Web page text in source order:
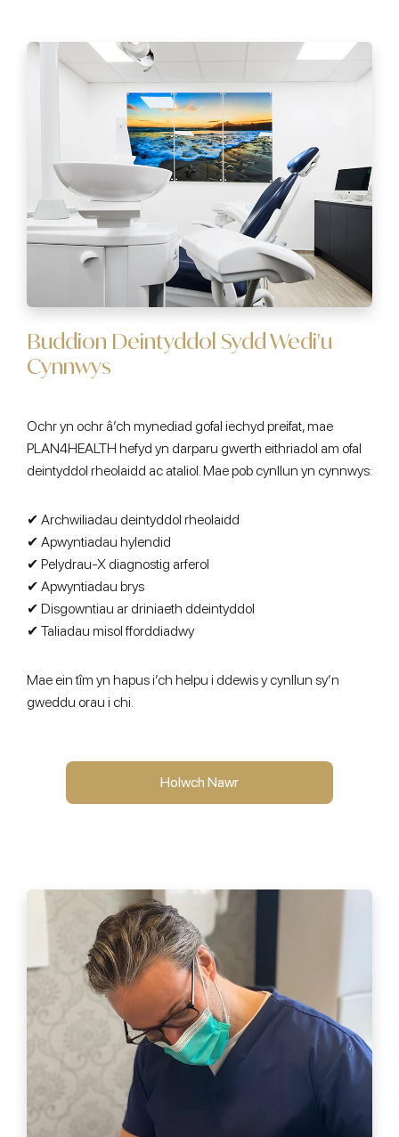
Buddion Deintyddol Sydd Wedi'u
Cynnwys
Ochr yn ochr â’ch mynediad gofal iechyd preifat, mae
PLAN4HEALTH hefyd yn darparu gwerth eithriadol am ofal
deintyddol rheolaidd ac ataliol. Mae pob cynllun yn cynnwys:
✔ Archwiliadau deintyddol rheolaidd
✔ Apwyntiadau hylendid
✔ Pelydrau-X diagnostig arferol
✔ Apwyntiadau brys
✔ Disgowntiau ar driniaeth ddeintyddol
✔ Taliadau misol fforddiadwy
Mae ein tîm yn hapus i’ch helpu i ddewis y cynllun sy’n
gweddu orau i chi.
Holwch Nawr